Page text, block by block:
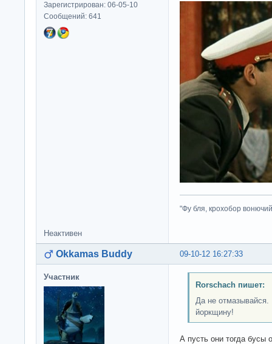
Зарегистрирован: 06-05-10
Сообщений: 641
"Фу бля, крохобор
Неактивен
09-10-12 16:27:33
Okkamas Buddy
Участник
Rorschach пишет:
Да не
йоркщину!
А пусть они тогда бусы